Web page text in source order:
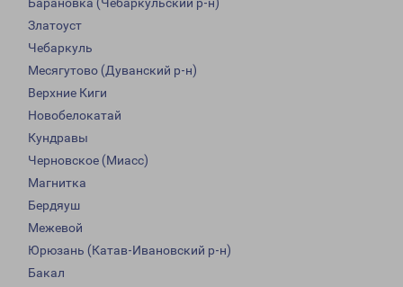
Барановка (Чебаркульский р-н)
Златоуст
Чебаркуль
Месягутово (Дуванский р-н)
Верхние Киги
Новобелокатай
Кундравы
Черновское (Миасс)
Магнитка
Бердяуш
Межевой
Юрюзань (Катав-Ивановский р-н)
Бакал